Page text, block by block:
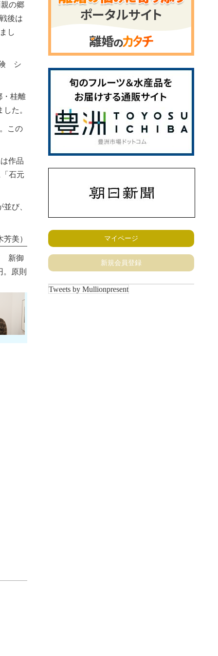
の郷
後は
し
険 シ
・桂離
た。
この
作品
石元
び、
美）
新御
原則
マイページ
新規会員登録
Tweets by Mullionpresent